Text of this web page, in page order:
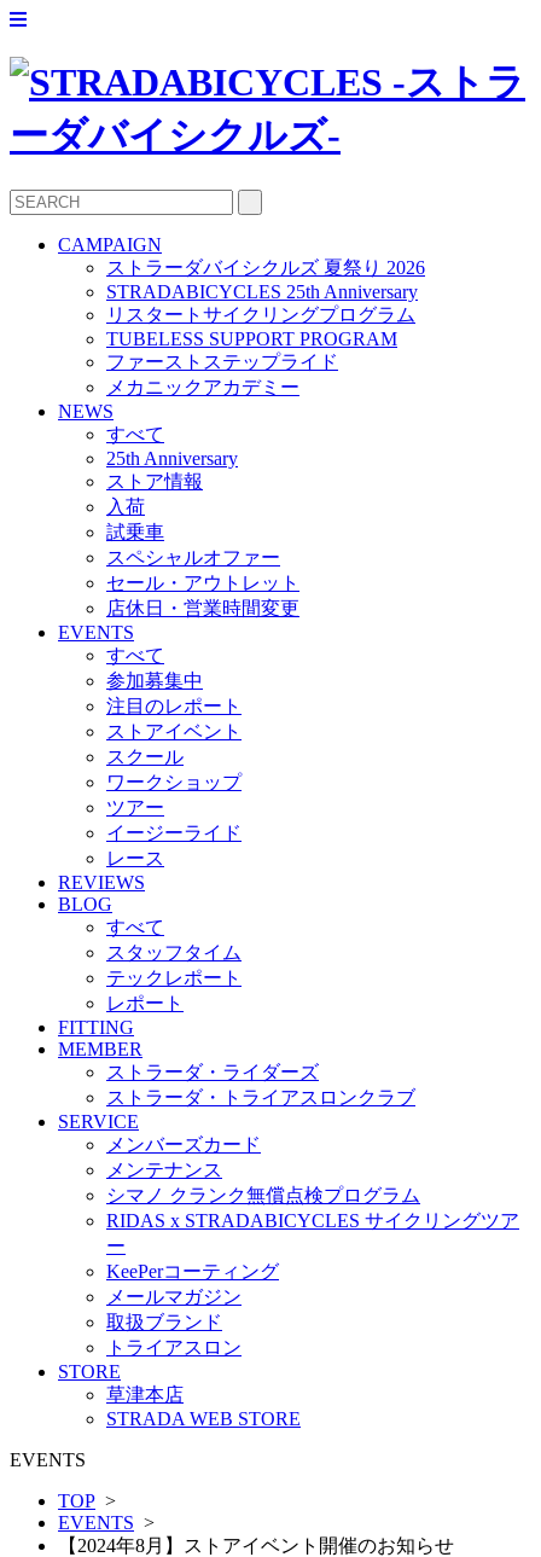
CAMPAIGN
ストラーダバイシクルズ 夏祭り 2026
STRADABICYCLES 25th Anniversary
リスタートサイクリングプログラム
TUBELESS SUPPORT PROGRAM
ファーストステップライド
メカニックアカデミー
NEWS
すべて
25th Anniversary
ストア情報
入荷
試乗車
スペシャルオファー
セール・アウトレット
店休日・営業時間変更
EVENTS
すべて
参加募集中
注目のレポート
ストアイベント
スクール
ワークショップ
ツアー
イージーライド
レース
REVIEWS
BLOG
すべて
スタッフタイム
テックレポート
レポート
FITTING
MEMBER
ストラーダ・ライダーズ
ストラーダ・トライアスロンクラブ
SERVICE
メンバーズカード
メンテナンス
シマノ クランク無償点検プログラム
RIDAS x STRADABICYCLES サイクリングツア
ー
KeePerコーティング
メールマガジン
取扱ブランド
トライアスロン
STORE
草津本店
STRADA WEB STORE
EVENTS
TOP >
EVENTS >
【2024年8月】ストアイベント開催のお知らせ